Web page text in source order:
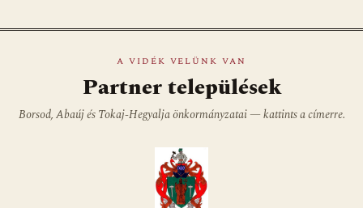
A VIDÉK VELÜNK VAN
Partner települések
Borsod, Abaúj és Tokaj-Hegyalja önkormányzatai — kattints a címerre.